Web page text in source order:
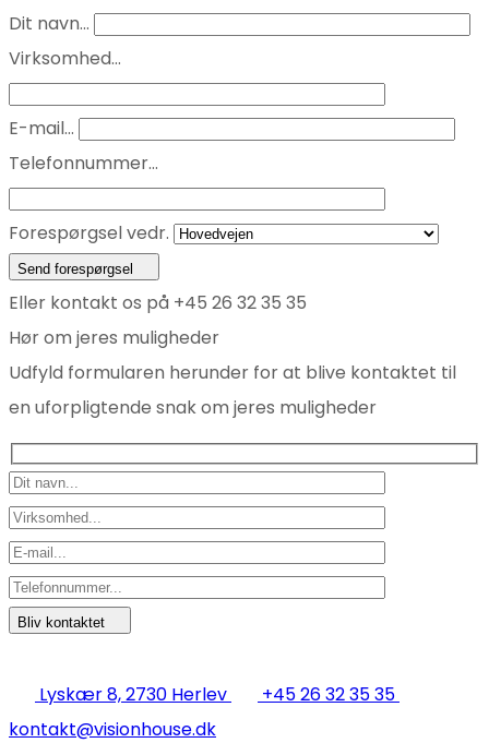
Dit navn...
Virksomhed...
E-mail...
Telefonnummer...
Forespørgsel vedr.
Send forespørgsel
Eller kontakt os på +45 26 32 35 35
Hør om jeres muligheder
Udfyld formularen herunder for at blive kontaktet til
en uforpligtende snak om jeres muligheder
Bliv kontaktet
Lyskær 8, 2730 Herlev
+45 26 32 35 35
kontakt@visionhouse.dk